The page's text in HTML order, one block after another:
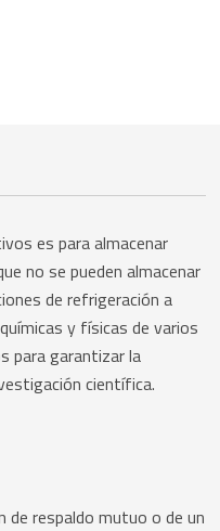
es para almacenar
no se pueden almacenar
de refrigeración a
y físicas de varios
para garantizar la
científica.
respaldo mutuo o de un